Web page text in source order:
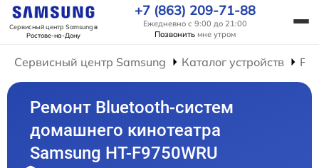
Сервисный центр Samsungв
Ростове-на-Дону
+7 (863) 209-71-88
Ежедневно с 9:00 до 21:00
Позвонить мне утром
Сервисный центр Samsung Каталог устройств
Ремонт Bluetooth-систем
домашнего кинотеатра
Samsung HT-F9750WRU